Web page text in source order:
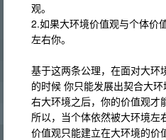
观。
2.如果大环境价值观与个体价
左右你。
基于这两条公理，在面对大环
的时候 你只能发展出契合大
右大环境之后，你的价值观才
所以，当个体依然被大环境左
价值观只能建立在大环境的